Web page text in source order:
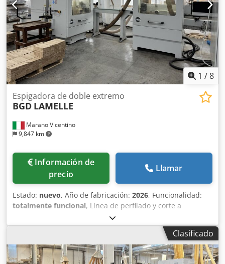
1 /8
Marano Vicentino
9,847 km
Espigadora de doble extremo
BGD LAMELLE
Información de
precio
Llamar
Estado: nuevo, Año de fabricación: 2026, Funcionalidad:
totalmente funcional, Línea de perfilado y corte a
escuadra para listones, compuesta por: -Perfiladora de un
solo husillo 1+1 -Sistema de transferencia de conexión -
Máquina de corte doble 2+2 Ancho de trabajo: 55 - 100
mm Csdpfszfvv Ajx Am Esrf Longitud de trabajo: 160 - 800
mm Espesor de trabajo: 3 - 6 mm
Clasificado